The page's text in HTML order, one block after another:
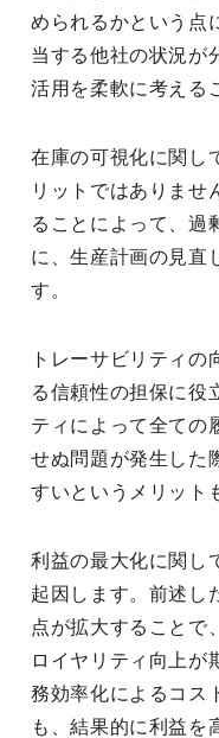
められるかという点
当する他社の状況が
活用を柔軟に考える
在庫の可視化に関し
リットではありませ
ることによって、過
に、生産計画の見直
す。
トレーサビリティの
る信頼性の担保に役
ティによって全ての
せぬ問題が発生した
すいというメリット
利益の最大化に関し
起因します。前述し
点が拡大することで
ロイヤリティ向上が
務効率化によるコス
も、結果的に利益を